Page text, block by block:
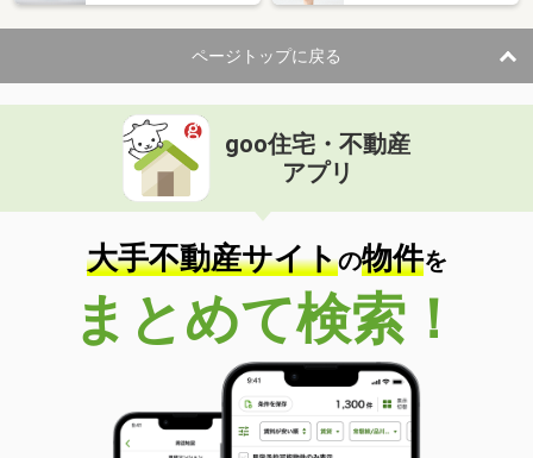
ページトップに戻る
goo住宅・不動産
アプリ
大手不動産サイトの物件を
まとめて検索！